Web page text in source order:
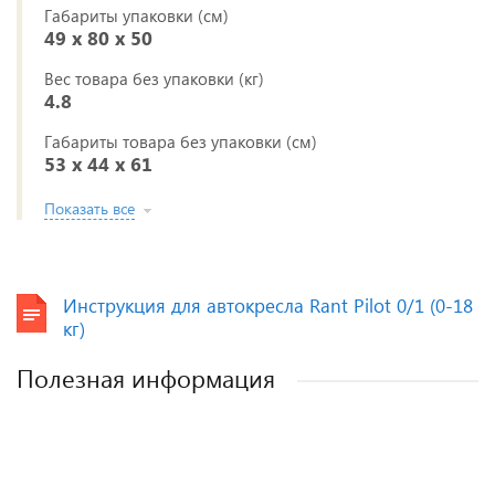
Габариты упаковки (см)
49 x 80 x 50
Вес товара без упаковки (кг)
4.8
Габариты товара без упаковки (см)
53 x 44 x 61
Показать все
Инструкция для автокресла Rant Pilot 0/1 (0-18
кг)
Полезная информация